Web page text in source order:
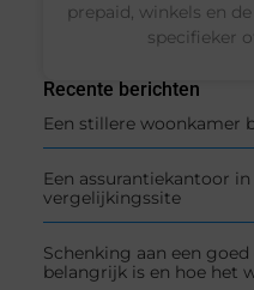
Recente berichten
Een stillere woonkamer
Een assurantiekantoor
vergelijkingssite
Schenking aan een
belangrijk is en hoe het
prepaid, winkels en
specifieker